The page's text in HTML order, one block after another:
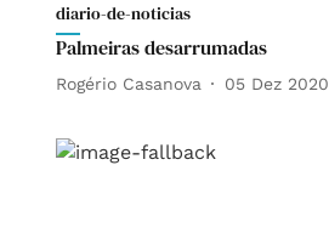
diario-de-noticias
Palmeiras desarrumadas
Rogério Casanova 05 Dez 2020